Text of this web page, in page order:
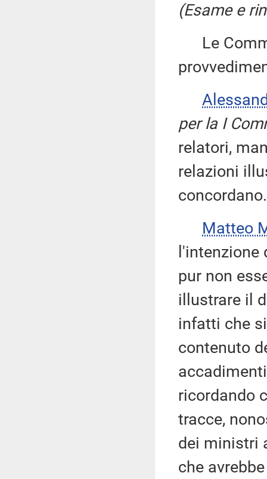
(Esame e
Le
per la I
relatori,
relazioni
concordano.
Matteo
pur non
illustrare il
infatti che
contenuto
ricordando
tracce,
dei ministri
che